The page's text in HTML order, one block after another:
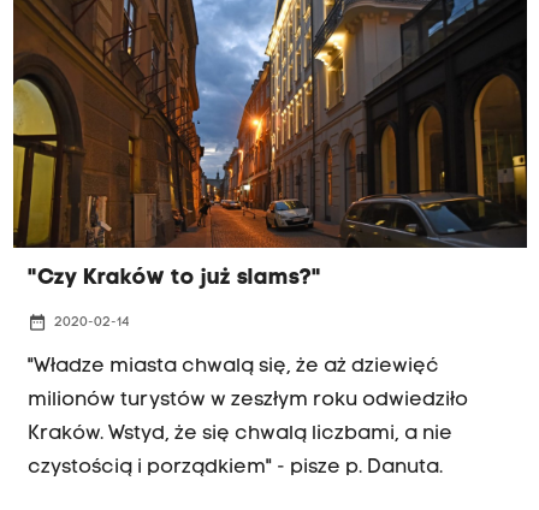
"Czy Kraków to już slams?"
date_range 2020-02-14
"Władze miasta chwalą się, że aż dziewięć
milionów turystów w zeszłym roku odwiedziło
Kraków. Wstyd, że się chwalą liczbami, a nie
czystością i porządkiem" - pisze p. Danuta.